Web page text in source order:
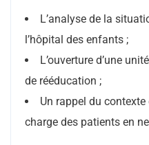
L’analyse de la
l’hôpital des enfants ;
L’ouverture d’une
de rééducation ;
Un rappel du
charge des patients en